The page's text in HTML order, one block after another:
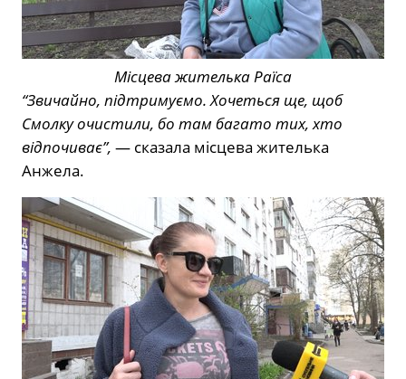
Місцева жителька Раїса
“Звичайно, підтримуємо. Хочеться ще, щоб
Смолку очистили, бо там багато тих, хто
відпочиває”, — сказала місцева жителька
Анжела.